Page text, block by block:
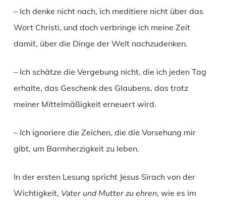
– Ich denke nicht nach, ich meditiere nicht über das
Wort Christi, und doch verbringe ich meine Zeit
damit, über die Dinge der Welt nachzudenken.
– Ich schätze die Vergebung nicht, die ich jeden Tag
erhalte, das Geschenk des Glaubens, das trotz
meiner Mittelmäßigkeit erneuert wird.
– Ich ignoriere die Zeichen, die die Vorsehung mir
gibt, um Barmherzigkeit zu leben.
In der ersten Lesung spricht Jesus Sirach von der
Wichtigkeit, Vater und Mutter zu ehren, wie es im